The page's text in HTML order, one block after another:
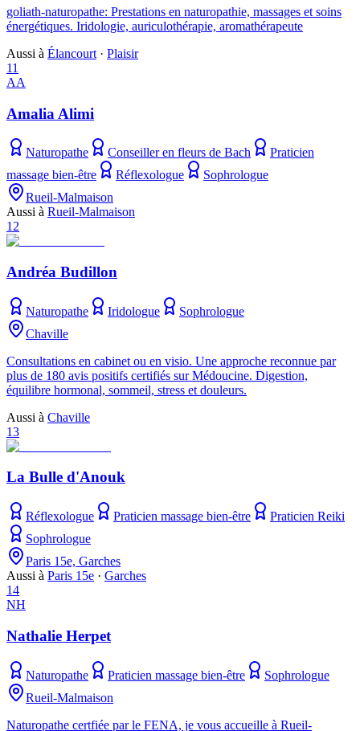
goliath-naturopathe: Prestations en naturopathie, massages et soins
énergétiques. Iridologie, auriculothérapie, aromathérapeute
Aussi à Élancourt · Plaisir
11
AA
Amalia Alimi
Naturopathe Conseiller en fleurs de Bach
Praticien
massage bien-être
Réflexologue
Sophrologue
Rueil-Malmaison
Aussi à Rueil-Malmaison
12
Andréa Budillon
Naturopathe Iridologue
Sophrologue
Chaville
Consultations en cabinet ou en visio. Une approche reconnue par
plus de 180 avis positifs certifiés sur Médoucine. Digestion,
équilibre hormonal, sommeil, stress et douleurs.
Aussi à Chaville
13
La Bulle d'Anouk
Réflexologue Praticien massage bien-être
Praticien Reiki
Sophrologue
Paris 15e, Garches
Aussi à Paris 15e · Garches
14
NH
Nathalie Herpet
Naturopathe Praticien massage bien-être
Sophrologue
Rueil-Malmaison
Naturopathe certfiée par le FENA, je vous accueille à Rueil-